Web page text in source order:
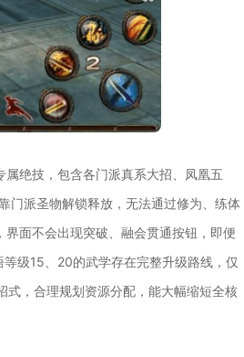
绝技，包含各门派真系大招、凤凰五
门派圣物解锁释放，无法通过修为、练体
面不会出现突破、融会贯通按钮，即便
级15、20的武学存在完整升级路线，仅
式，合理规划资源分配，能大幅缩短全核